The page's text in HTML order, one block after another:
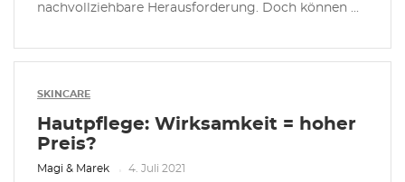
nachvollziehbare Herausforderung. Doch können ...
SKINCARE
Hautpflege: Wirksamkeit = hoher
Preis?
Magi & Marek 4. Juli 2021